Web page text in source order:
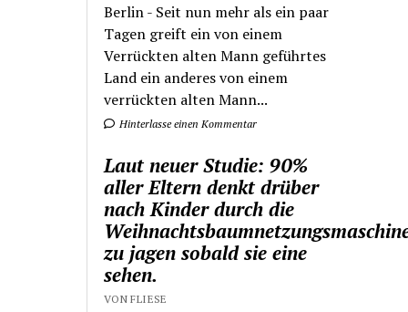
Berlin - Seit nun mehr als ein paar
Tagen greift ein von einem
Verrückten alten Mann geführtes
Land ein anderes von einem
verrückten alten Mann...
Hinterlasse einen Kommentar
Laut neuer Studie: 90%
aller Eltern denkt drüber
nach Kinder durch die
zu jagen sobald sie eine
sehen.
VON FLIESE